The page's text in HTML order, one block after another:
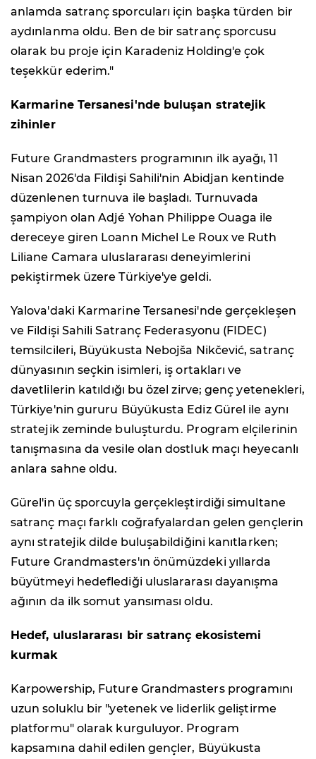
anlamda satranç sporcuları için başka türden bir
aydınlanma oldu. Ben de bir satranç sporcusu
olarak bu proje için Karadeniz Holding'e çok
teşekkür ederim."
Karmarine Tersanesi'nde buluşan stratejik
zihinler
Future Grandmasters programının ilk ayağı, 11
Nisan 2026'da Fildişi Sahili'nin Abidjan kentinde
düzenlenen turnuva ile başladı. Turnuvada
şampiyon olan Adjé Yohan Philippe Ouaga ile
dereceye giren Loann Michel Le Roux ve Ruth
Liliane Camara uluslararası deneyimlerini
pekiştirmek üzere Türkiye'ye geldi.
Yalova'daki Karmarine Tersanesi'nde gerçekleşen
ve Fildişi Sahili Satranç Federasyonu (FIDEC)
temsilcileri, Büyükusta Nebojša Nikčević, satranç
dünyasının seçkin isimleri, iş ortakları ve
davetlilerin katıldığı bu özel zirve; genç yetenekleri,
Türkiye'nin gururu Büyükusta Ediz Gürel ile aynı
stratejik zeminde buluşturdu. Program elçilerinin
tanışmasına da vesile olan dostluk maçı heyecanlı
anlara sahne oldu.
Gürel'in üç sporcuyla gerçekleştirdiği simultane
satranç maçı farklı coğrafyalardan gelen gençlerin
aynı stratejik dilde buluşabildiğini kanıtlarken;
Future Grandmasters'ın önümüzdeki yıllarda
büyütmeyi hedeflediği uluslararası dayanışma
ağının da ilk somut yansıması oldu.
Hedef, uluslararası bir satranç ekosistemi
kurmak
Karpowership, Future Grandmasters programını
uzun soluklu bir "yetenek ve liderlik geliştirme
platformu" olarak kurguluyor. Program
kapsamına dahil edilen gençler, Büyükusta